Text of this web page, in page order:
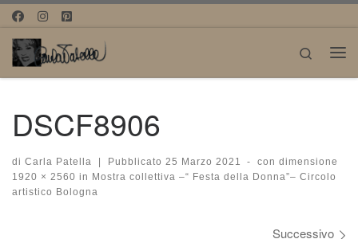
Passa al contenuto
Search
DSCF8906
di Carla Patella Pubblicato 25 Marzo 2021 -
con dimensione
1920 × 2560 in Mostra collettiva –“ Festa della Donna”– Circolo
artistico Bologna
Successivo